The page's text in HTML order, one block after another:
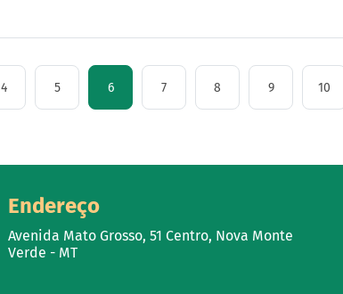
4 5 6 7 8 9 10
Endereço
Avenida Mato Grosso, 51 Centro, Nova Monte
Verde - MT